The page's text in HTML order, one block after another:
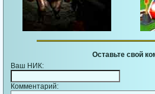
Оставьте свой
Ваш НИК:
Комментарий: